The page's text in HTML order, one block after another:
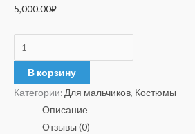
5,000.00₽
8827
В корзину
Категории: Для мальчиков, Костюмы
Описание
Отзывы (0)